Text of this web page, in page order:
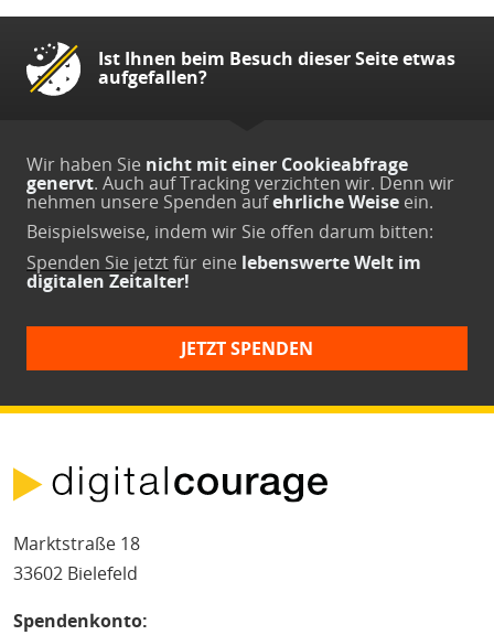
Ist Ihnen beim Besuch dieser Seite etwas
aufgefallen?
Wir haben Sie nicht mit einer Cookieabfrage
genervt. Auch auf Tracking verzichten wir. Denn wir
nehmen unsere Spenden aufehrliche Weise ein.
Beispielsweise, indem wir Sie offen darum bitten:
Spenden Sie jetztfür eine lebenswerte Welt im
digitalen Zeitalter!
JETZT SPENDEN
Marktstraße 18
33602 Bielefeld
Spendenkonto: